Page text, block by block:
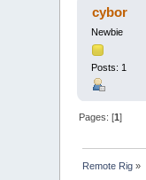
cybor
Newbie
Posts: 1
Pages: [1]
Remote Rig »